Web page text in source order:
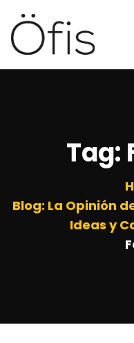
Tag:
Blog: La Opinión
Ideas y